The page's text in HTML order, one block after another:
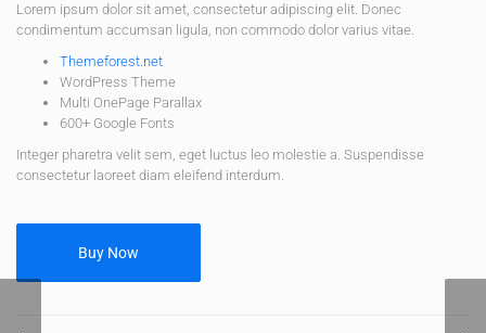
Lorem ipsum dolor sit amet, consectetur adipiscing elit. Donec
condimentum accumsan ligula, non commodo dolor varius vitae.
Themeforest.net
WordPress Theme
Multi OnePage Parallax
600+ Google Fonts
Integer pharetra velit sem, eget luctus leo molestie a. Suspendisse
consectetur laoreet diam eleifend interdum.
Buy Now